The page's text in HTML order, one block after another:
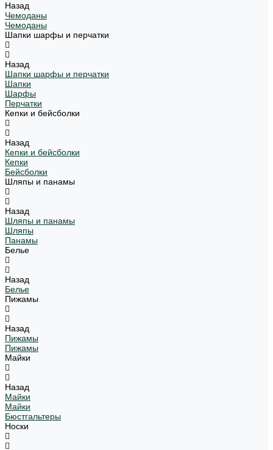
Назад
Чемоданы
Чемоданы
Шапки шарфы и перчатки
Назад
Шапки шарфы и перчатки
Шапки
Шарфы
Перчатки
Кепки и бейсболки
Назад
Кепки и бейсболки
Кепки
Бейсболки
Шляпы и панамы
Назад
Шляпы и панамы
Шляпы
Панамы
Белье
Назад
Белье
Пижамы
Назад
Пижамы
Пижамы
Майки
Назад
Майки
Майки
Бюстгальтеры
Носки